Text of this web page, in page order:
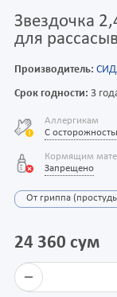
Звездочка
для
Производитель:
Срок годности: 3
Аллергикам
С
Кормящим
Запрещено
От гриппа
24 360 сум